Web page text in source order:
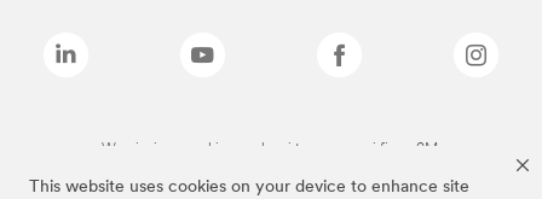
This website uses cookies on your device to enhance site
Wymienione marki są znakami towarowymi firmy 3M.